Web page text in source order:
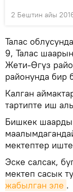
2 Бештин айы
Талас
9, Талас
Жети-Өгүз
районунда бир
Калган
тартипте иш
Бишкек
мектептер
Эске салсак,
мектеп сасык
жабылган эле .